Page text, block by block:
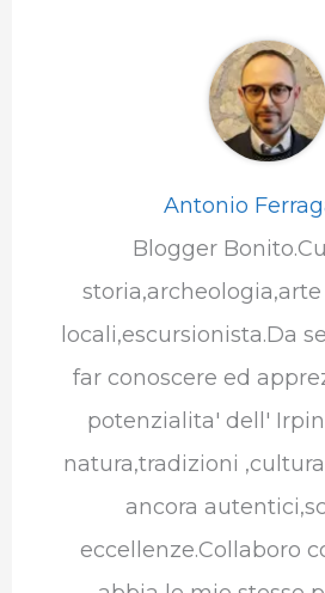
Antonio
Blogger
locali,escursionista.Da
far conoscere ed
potenzialita' dell'
natura,tradizioni
ancora
eccellenze.Collaboro